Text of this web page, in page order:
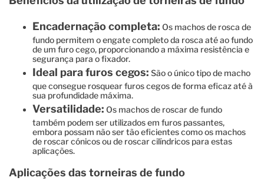
Encadernação completa: Os machos de rosca de
fundo permitem o engate completo da rosca até ao fundo
de um furo cego, proporcionando a máxima resistência e
segurança para o fixador.
Ideal para furos cegos: São o único tipo de macho
que consegue rosquear furos cegos de forma eficaz até à
sua profundidade máxima.
Versatilidade: Os machos de roscar de fundo
também podem ser utilizados em furos passantes,
embora possam não ser tão eficientes como os machos
de roscar cónicos ou de roscar cilíndricos para estas
aplicações.
Aplicações das torneiras de fundo